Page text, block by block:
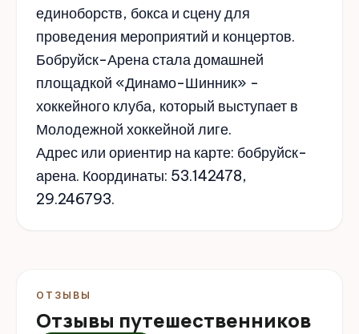
единоборств, бокса и сцену для
проведения мероприятий и концертов.
Бобруйск-Арена стала домашней
площадкой «Динамо-Шинник» -
хоккейного клуба, который выступает в
Молодежной хоккейной лиге.
Адрес или ориентир на карте: бобруйск-
арена. Координаты: 53.142478,
29.246793.
ОТЗЫВЫ
Отзывы путешественников